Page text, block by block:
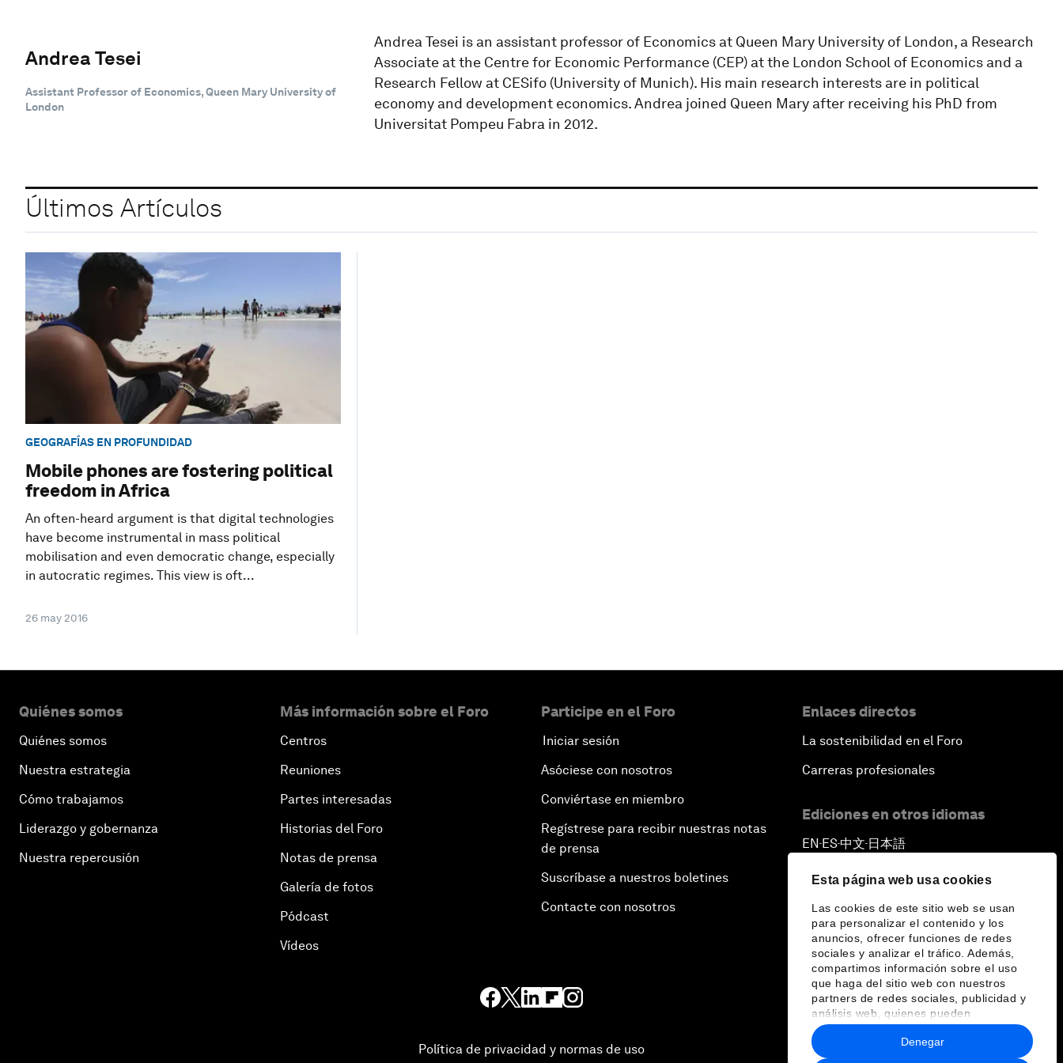
Esta página web usa cookies
Las cookies de este sitio web se usan
para personalizar el contenido y los
anuncios, ofrecer funciones de redes
sociales y analizar el tráfico. Además,
compartimos información sobre el uso
que haga del sitio web con nuestros
partners de redes sociales, publicidad y
análisis web, quienes pueden
combinarla con otra información que les
haya proporcionado o que hayan
recopilado a partir del uso que haya
Denegar
Andrea Tesei
Assistant Professor of Economics, Queen Mary University of
London
Andrea Tesei is an assistant professor of Economics at Queen Mary University of London, a Research
Associate at the Centre for Economic Performance (CEP) at the London School of Economics and a
Research Fellow at CESifo (University of Munich). His main research interests are in political
economy and development economics. Andrea joined Queen Mary after receiving his PhD from
Universitat Pompeu Fabra in 2012.
Últimos Artículos
GEOGRAFÍAS EN PROFUNDIDAD
Mobile phones are fostering political
freedom in Africa
An often-heard argument is that digital technologies
have become instrumental in mass political
mobilisation and even democratic change, especially
in autocratic regimes. This view is oft...
26 may 2016
Quiénes somos
Quiénes somos
Nuestra estrategia
Cómo trabajamos
Liderazgo y gobernanza
Nuestra repercusión
Más información sobre el Foro
Centros
Reuniones
Partes interesadas
Historias del Foro
Notas de prensa
Galería de fotos
Pódcast
Vídeos
Participe en el Foro
Iniciar sesión
Asóciese con nosotros
Conviértase en miembro
Regístrese para recibir nuestras notas
de prensa
Suscríbase a nuestros boletines
Contacte con nosotros
Enlaces directos
La sostenibilidad en el Foro
Carreras profesionales
Ediciones en otros idiomas
EN ▪ ES▪中文▪ 日本語
Política de privacidad y normas de uso